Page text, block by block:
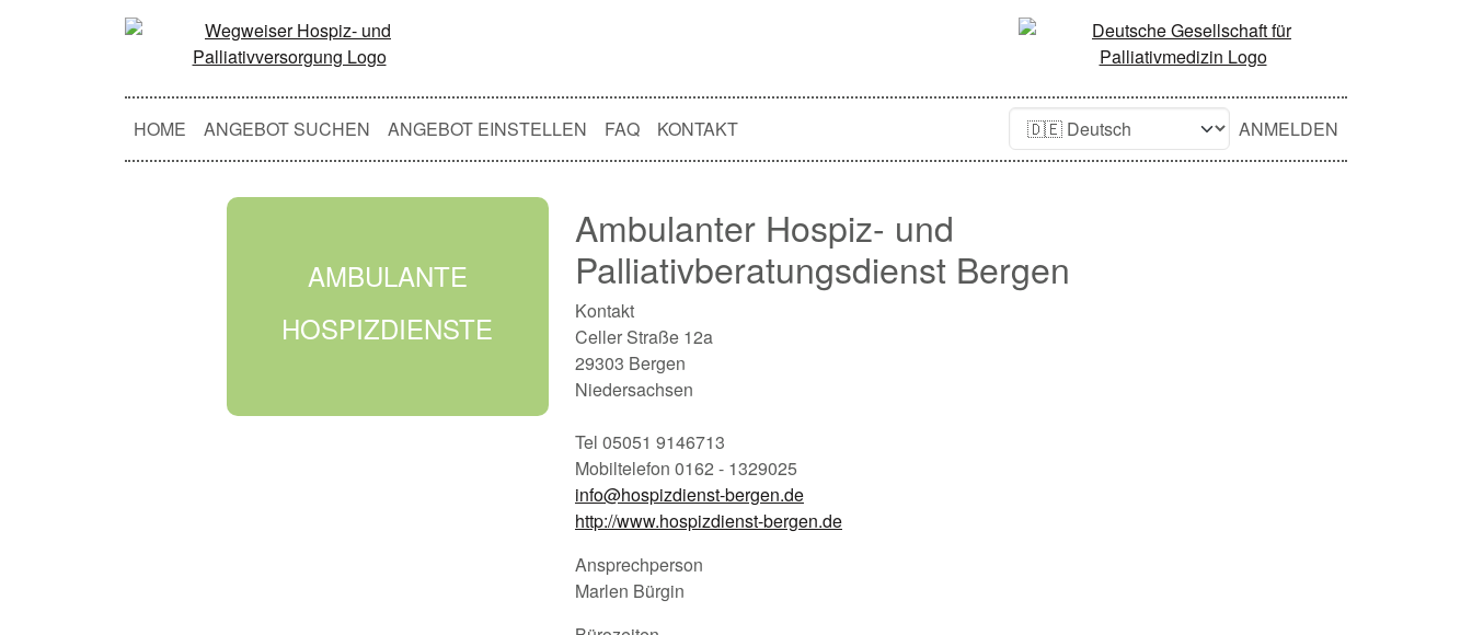
HOME ANGEBOT SUCHEN ANGEBOT EINSTELLEN FAQ KONTAKT ANMELDEN
AMBULANTE
HOSPIZDIENSTE
Ambulanter Hospiz- und
Palliativberatungsdienst Bergen
Kontakt
Celler Straße 12a
29303 Bergen
Niedersachsen
Tel 05051 9146713
Mobiltelefon 0162 - 1329025
info@hospizdienst-bergen.de
http://www.hospizdienst-bergen.de
Ansprechperson
Marlen Bürgin